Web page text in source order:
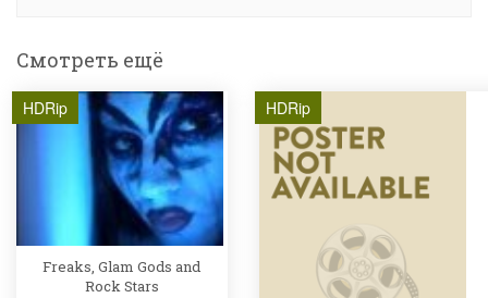
Смотреть ещё
HDRip
Freaks, Glam Gods and
Rock Stars
HDRip